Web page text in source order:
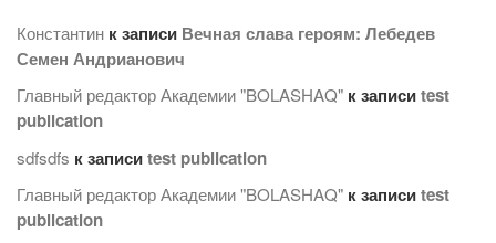
Константин к записи Вечная слава героям: Лебедев
Семен Андрианович
Главный редактор Академии "BOLASHAQ" к записиtest
publication
sdfsdfs к записиtest publication
Главный редактор Академии "BOLASHAQ" к записиtest
publication